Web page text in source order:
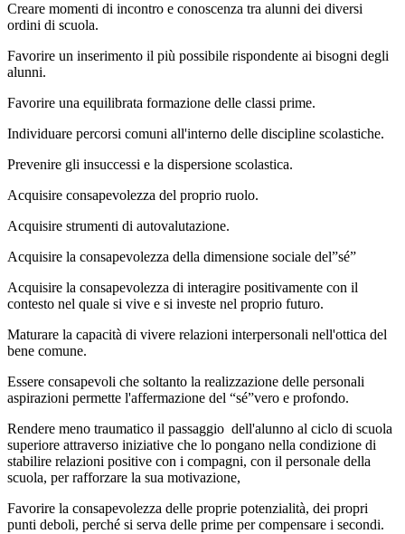
Creare momenti di incontro e conoscenza tra alunni dei diversi
ordini di scuola.
Favorire un inserimento il più possibile rispondente ai bisogni degli
alunni.
Favorire una equilibrata formazione delle classi prime.
Individuare percorsi comuni all'interno delle discipline scolastiche.
Prevenire gli insuccessi e la dispersione scolastica.
Acquisire consapevolezza del proprio ruolo.
Acquisire strumenti di autovalutazione.
Acquisire la consapevolezza della dimensione sociale del”sé”
Acquisire la consapevolezza di interagire positivamente con il
contesto nel quale si vive e si investe nel proprio futuro.
Maturare la capacità di vivere relazioni interpersonali nell'ottica del
bene comune.
Essere consapevoli che soltanto la realizzazione delle personali
aspirazioni permette l'affermazione del “sé”vero e profondo.
Rendere meno traumatico il passaggio dell'alunno al ciclo di scuola
superiore attraverso iniziative che lo pongano nella condizione di
stabilire relazioni positive con i compagni, con il personale della
scuola, per rafforzare la sua motivazione,
Favorire la consapevolezza delle proprie potenzialità, dei propri
punti deboli, perché si serva delle prime per compensare i secondi.